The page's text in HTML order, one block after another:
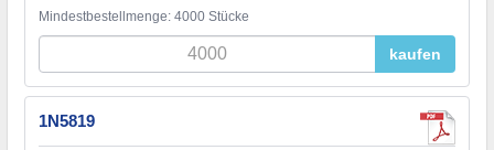
Mindestbestellmenge: 4000 Stücke
kaufen
1N5819